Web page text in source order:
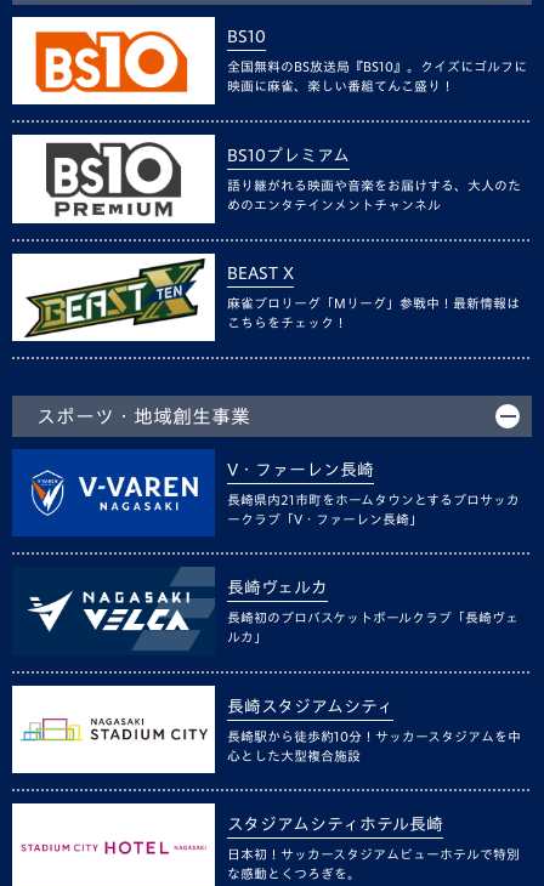
BS10
全国無料のBS放送局『BS10』。クイズにゴルフに
映画に麻雀、楽しい番組てんこ盛り！
BS10プレミアム
語り継がれる映画や音楽をお届けする、大人のた
めのエンタテインメントチャンネル
BEAST X
麻雀プロリーグ「Mリーグ」参戦中！最新情報は
こちらをチェック！
スポーツ・地域創生事業
V・ファーレン長崎
長崎県内21市町をホームタウンとするプロサッカ
ークラブ「V・ファーレン長崎」
長崎ヴェルカ
長崎初のプロバスケットボールクラブ「長崎ヴェ
ルカ」
長崎スタジアムシティ
長崎駅から徒歩約10分！サッカースタジアムを中
心とした大型複合施設
スタジアムシティホテル長崎
日本初！サッカースタジアムビューホテルで特別
な感動とくつろぎを。